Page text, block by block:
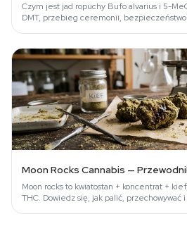
Czym jest jad ropuchy Bufo alvarius i 5-
DMT, przebieg ceremonii,
Moon Rocks Cannabis —
Moon rocks to kwiatostan + koncentrat +
THC. Dowiedz się, jak palić, przechowywać